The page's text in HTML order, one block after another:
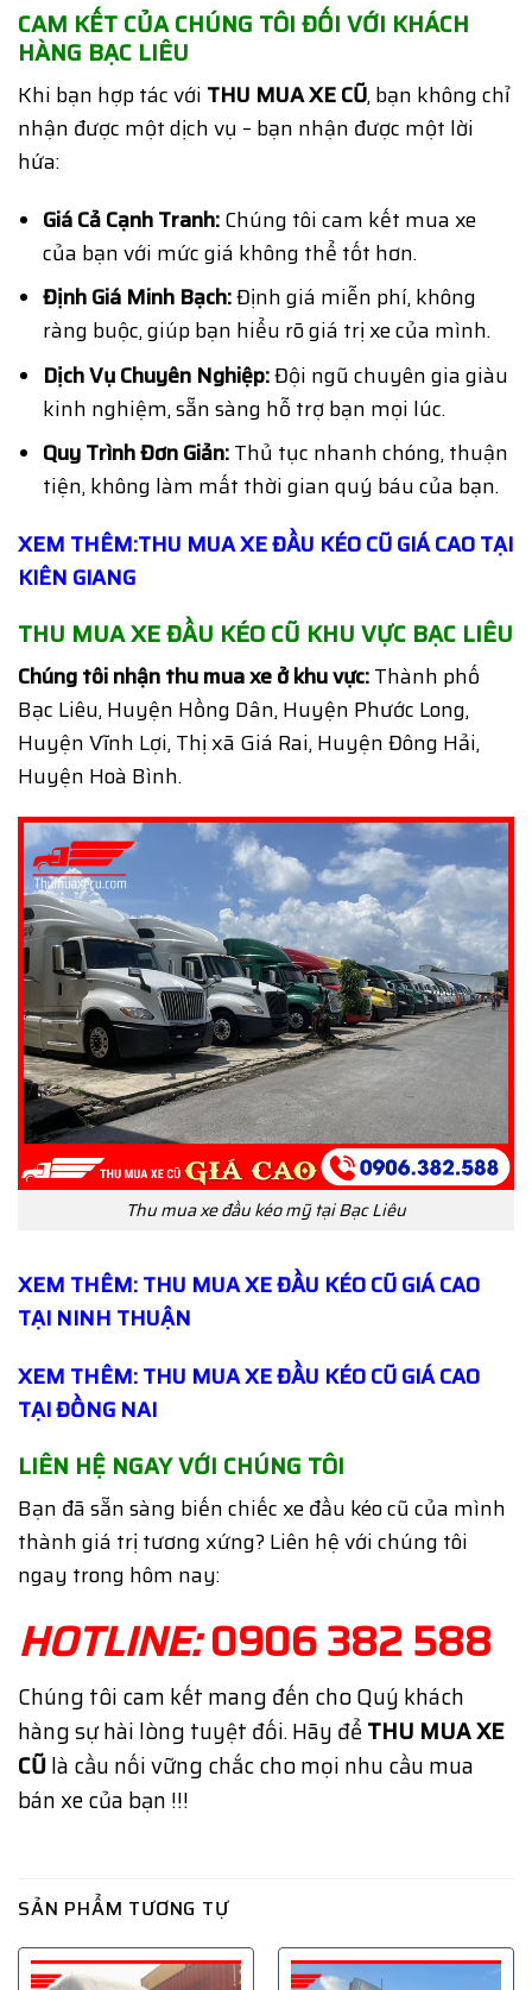
CAM KẾT CỦA CHÚNG TÔI ĐỐI VỚI KHÁCH
HÀNG BẠC LIÊU
Khi bạn hợp tác với THU MUA XE CŨ, bạn không chỉ
nhận được một dịch vụ – bạn nhận được một lời
hứa:
Giá Cả Cạnh Tranh:Chúng tôi cam kết mua xe
của bạn với mức giá không thể tốt hơn.
Định Giá Minh Bạch:Định giá miễn phí, không
ràng buộc, giúp bạn hiểu rõ giá trị xe của mình.
Dịch Vụ Chuyên Nghiệp:Đội ngũ chuyên gia giàu
kinh nghiệm, sẵn sàng hỗ trợ bạn mọi lúc.
Quy Trình Đơn Giản:Thủ tục nhanh chóng, thuận
tiện, không làm mất thời gian quý báu của bạn.
XEM THÊM:THU MUA XE ĐẦU KÉO CŨ GIÁ CAO TẠI
KIÊN GIANG
THU MUA XE ĐẦU KÉO CŨ KHU VỰC BẠC LIÊU
Chúng tôi nhận thu mua xe ở khu vực:Thành phố
Bạc Liêu, Huyện Hồng Dân, Huyện Phước Long,
Huyện Vĩnh Lợi, Thị xã Giá Rai, Huyện Đông Hải,
Huyện Hoà Bình.
Thu mua xe đầu kéo mỹ tại Bạc Liêu
XEM THÊM: THU MUA XE ĐẦU KÉO CŨ GIÁ CAO
TẠI NINH THUẬN
XEM THÊM: THU MUA XE ĐẦU KÉO CŨ GIÁ CAO
TẠI ĐỒNG NAI
LIÊN HỆ NGAY VỚI CHÚNG TÔI
Bạn đã sẵn sàng biến chiếc xe đầu kéo cũ của mình
thành giá trị tương xứng? Liên hệ với chúng tôi
ngay trong hôm nay:
HOTLINE:0906 382 588
Chúng tôi cam kết mang đến cho Quý khách
hàng sự hài lòng tuyệt đối. Hãy để THU MUA XE
CŨlà cầu nối vững chắc cho mọi nhu cầu mua
bán xe của bạn !!!
SẢN PHẨM TƯƠNG TỰ